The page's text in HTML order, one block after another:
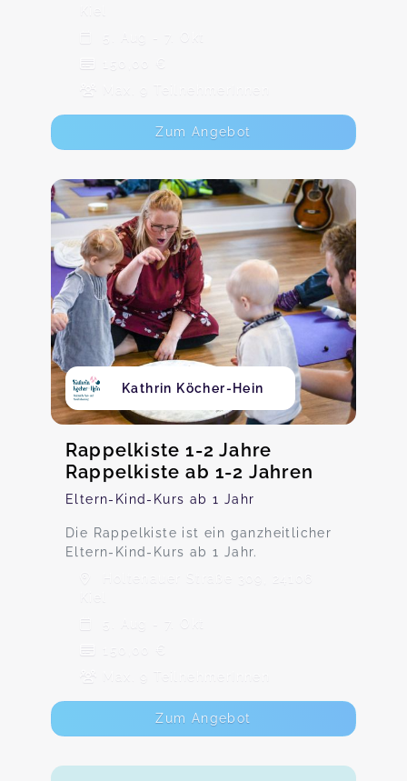
5. Aug - 7. Okt
150,00 €
Max. 9 TeilnehmerInnen
Zum Angebot
Kathrin Köcher-Hein
Rappelkiste 1-2 Jahre
Rappelkiste ab 1-2 Jahren
Eltern-Kind-Kurs ab 1 Jahr
Die Rappelkiste ist ein ganzheitlicher
Eltern-Kind-Kurs ab 1 Jahr.
Holtenauer Straße 309, 24106
5. Aug - 7. Okt
150,00 €
Max. 9 TeilnehmerInnen
Zum Angebot